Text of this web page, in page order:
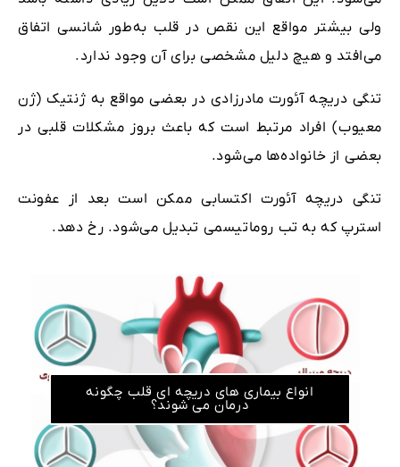
ولی بیشتر مواقع این نقص در قلب به‌طور شانسی اتفاق
می‌افتد و هیچ دلیل مشخصی برای آن وجود ندارد.
تنگی دریچه آئورت مادرزادی در بعضی مواقع به ژنتیک (ژن
معیوب) افراد مرتبط است که باعث بروز مشکلات قلبی در
بعضی از خانواده‌ها می‌شود.
تنگی دریچه آئورت اکتسابی ممکن است بعد از عفونت
استرپ که به تب روماتیسمی تبدیل می‌شود. رخ دهد.
انواع بیماری های دریچه ای قلب چگونه
درمان می شوند؟